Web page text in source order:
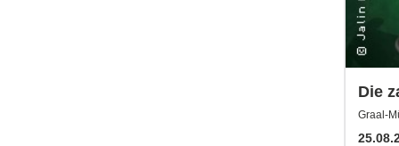
Die
Jalin
Graal-